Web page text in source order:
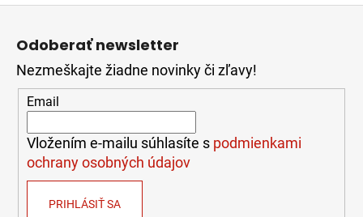
Z
Odoberať newsletter
Nezmeškajte žiadne novinky či zľavy!
Email
Vložením e-mailu súhlasíte s podmienkami
ochrany osobných údajov
PRIHLÁSIŤ SA